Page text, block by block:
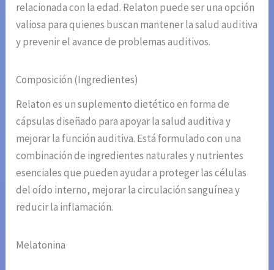
relacionada con la edad. Relaton puede ser una opción
valiosa para quienes buscan mantener la salud auditiva
y prevenir el avance de problemas auditivos.
Composición (Ingredientes)
Relaton es un suplemento dietético en forma de
cápsulas diseñado para apoyar la salud auditiva y
mejorar la función auditiva. Está formulado con una
combinación de ingredientes naturales y nutrientes
esenciales que pueden ayudar a proteger las células
del oído interno, mejorar la circulación sanguínea y
reducir la inflamación.
Melatonina